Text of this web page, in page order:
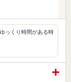
っくり時間がある時